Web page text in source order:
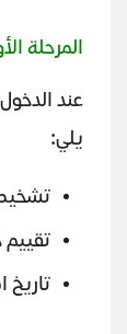
المرحلة
عند
يلي:
تقييم
تاريخ